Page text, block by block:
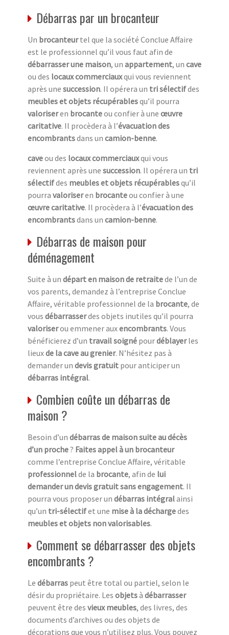
Débarras par un brocanteur
Un brocanteurtel que la société Conclue Affaire
est le professionnel qu’il vous faut afin de
débarrasser une maison, un appartement, un cave
ou des locaux commerciauxqui vous reviennent
après une succession. Il opérera un tri sélectifdes
meubles et objets récupérablesqu’il pourra
valoriseren brocanteou confier à une œuvre
caritative. Il procèdera à l’évacuation des
encombrantsdans un camion-benne.
caveou des locaux commerciauxqui vous
reviennent après une succession. Il opérera un tri
sélectifdes meubles et objets récupérablesqu’il
pourra valoriseren brocanteou confier à une
œuvre caritative. Il procèdera à l’évacuation des
encombrantsdans un camion-benne.
Débarras de maison pour
déménagement
Suite à un départ en maison de retraitede l’un de
vos parents, demandez à l’entreprise Conclue
Affaire, véritable professionnel de la brocante, de
vous débarrasserdes objets inutiles qu’il pourra
valoriserou emmener auxencombrants. Vous
bénéficierez d’un travail soigné pourdéblayerles
lieuxde la cave au grenier. N’hésitez pas à
demander un devis gratuit pour anticiper un
débarras intégral.
Combien coûte un débarras de
maison ?
Besoin d’un débarras de maison suite au décès
d’un proche? Faites appel à un brocanteur
comme l’entreprise Conclue Affaire, véritable
professionnelde la brocante, afin de lui
demander un devis gratuit sans engagement. Il
pourra vous proposer un débarras intégralainsi
qu’un tri-sélectifet une mise à la déchargedes
meubles et objets non valorisables.
Comment se débarrasser des objets
encombrants ?
Le débarras peut être total ou partiel, selon le
désir du propriétaire. Les objetsà débarrasser
peuvent être des vieux meubles, des livres, des
documents d’archives ou des objets de
décorations que vous n’utilisez plus. Vous pouvez